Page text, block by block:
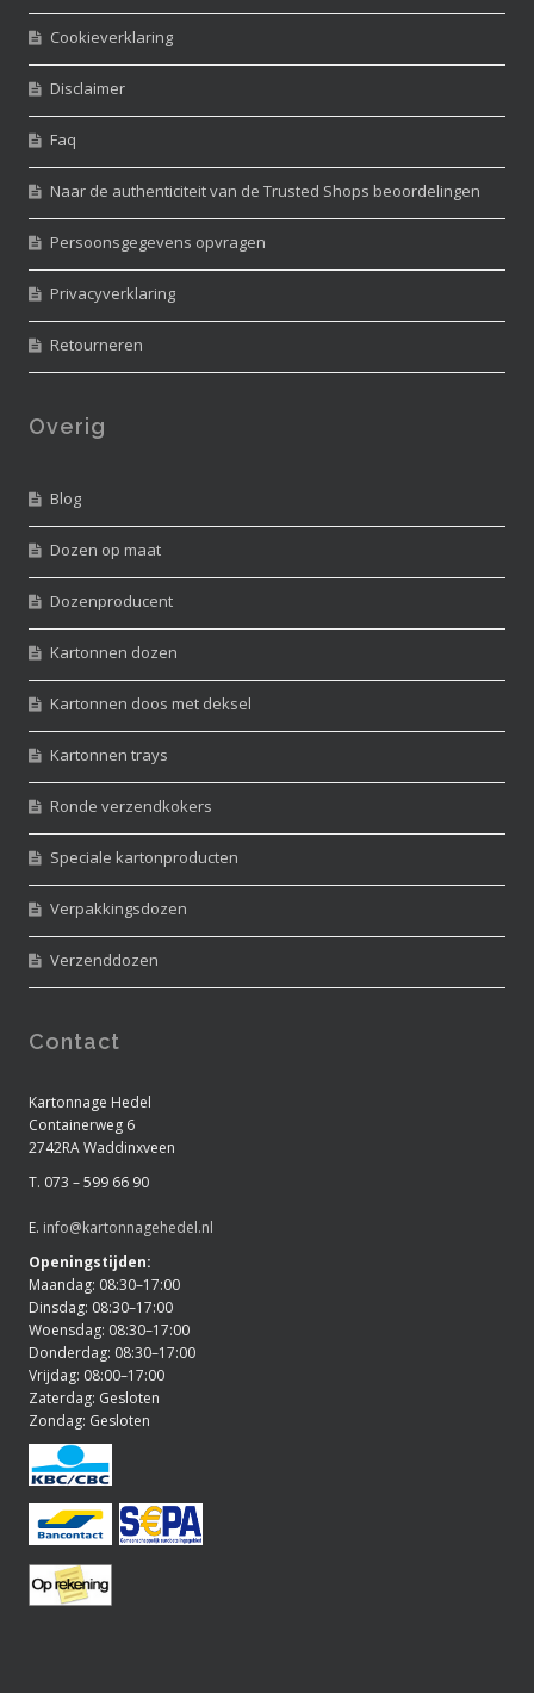
Cookieverklaring
Disclaimer
Faq
Naar de authenticiteit van de Trusted Shops beoordelingen
Persoonsgegevens opvragen
Privacyverklaring
Retourneren
Overig
Blog
Dozen op maat
Dozenproducent
Kartonnen dozen
Kartonnen doos met deksel
Kartonnen trays
Ronde verzendkokers
Speciale kartonproducten
Verpakkingsdozen
Verzenddozen
Contact
Kartonnage Hedel
Containerweg 6
2742RA Waddinxveen
T. 073 – 599 66 90
E. info@kartonnagehedel.nl
Openingstijden:
Maandag: 08:30–17:00
Dinsdag: 08:30–17:00
Woensdag: 08:30–17:00
Donderdag: 08:30–17:00
Vrijdag: 08:00–17:00
Zaterdag: Gesloten
Zondag: Gesloten